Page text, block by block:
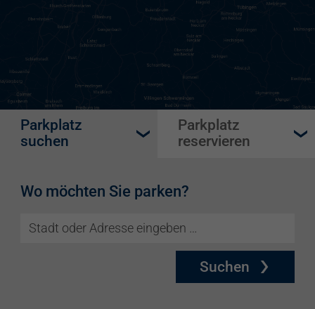
Parkplatz
suchen
Parkplatz
reservieren
Wo möchten Sie parken?
Suchen